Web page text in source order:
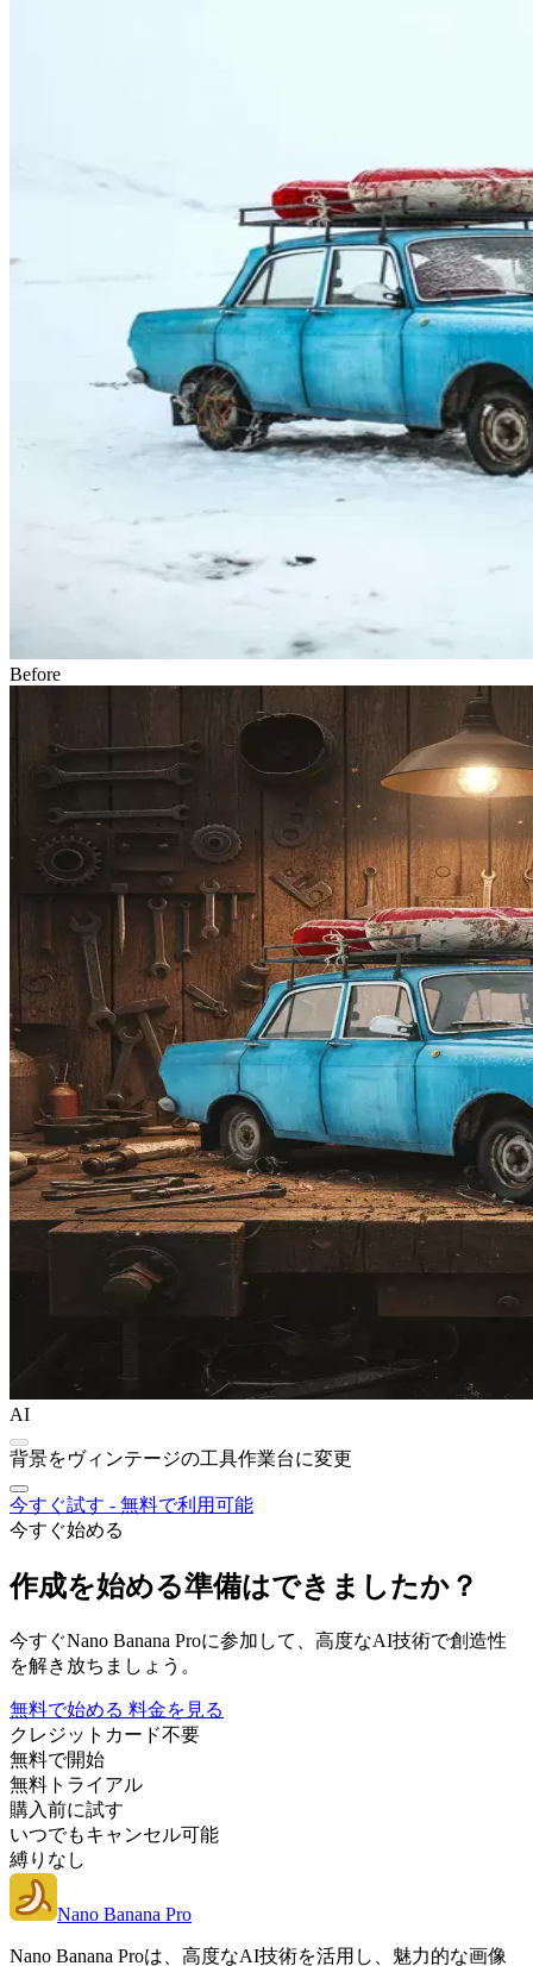
Before
AI
背景をヴィンテージの工具作業台に変更
今すぐ試す - 無料で利用可能
今すぐ始める
作成を始める準備はできましたか？
今すぐNano Banana Proに参加して、高度なAI技術で創造性
を解き放ちましょう。
無料で始める 料金を見る
クレジットカード不要
無料で開始
無料トライアル
購入前に試す
いつでもキャンセル可能
縛りなし
Nano Banana Pro
Nano Banana Proは、高度なAI技術を活用し、魅力的な画像